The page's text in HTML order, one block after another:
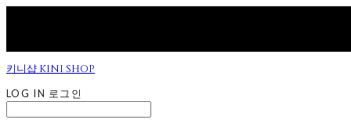
키니샵 KINI SHOP
LOG IN 로그인